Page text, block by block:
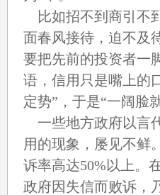
比如招不到商引不
面春风接待，迫不及
要把先前的投资者一
语，信用只是嘴上的
定势”，于是“一阔脸
一些地方政府以言
用的现象，屡见不鲜
诉率高达50%以上。
政府因失信而败诉，